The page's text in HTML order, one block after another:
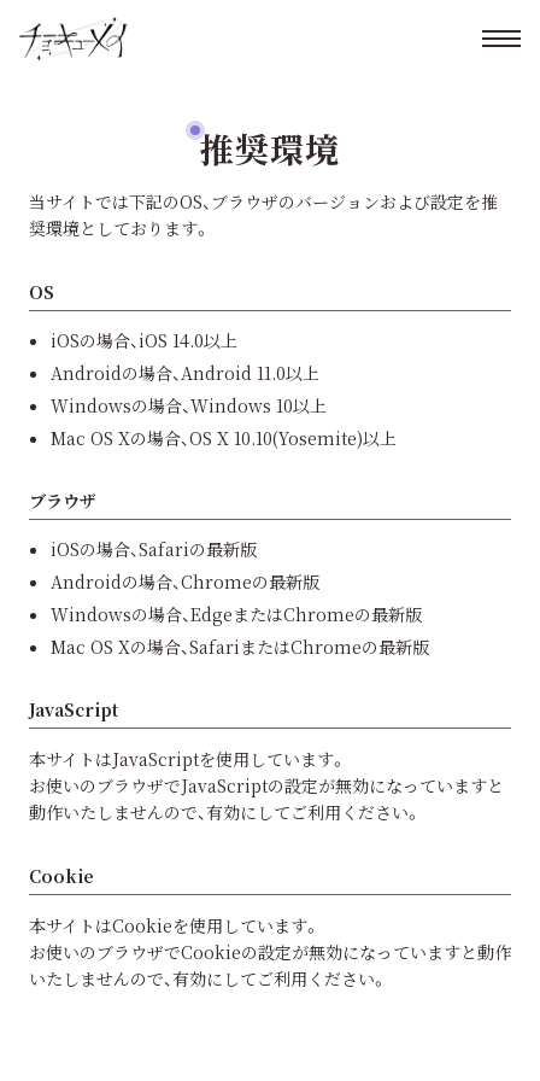
推奨環境
当サイトでは下記のOS、ブラウザのバージョンおよび設定を推
奨環境としております。
OS
iOSの場合、iOS 14.0以上
Androidの場合、Android 11.0以上
Windowsの場合、Windows 10以上
Mac OS Xの場合、OS X 10.10(Yosemite)以上
ブラウザ
iOSの場合、Safariの最新版
Androidの場合、Chromeの最新版
Windowsの場合、EdgeまたはChromeの最新版
Mac OS Xの場合、SafariまたはChromeの最新版
JavaScript
本サイトはJavaScriptを使用しています。
お使いのブラウザでJavaScriptの設定が無効になっていますと
動作いたしませんので、有効にしてご利用ください。
Cookie
本サイトはCookieを使用しています。
お使いのブラウザでCookieの設定が無効になっていますと動作
いたしませんので、有効にしてご利用ください。